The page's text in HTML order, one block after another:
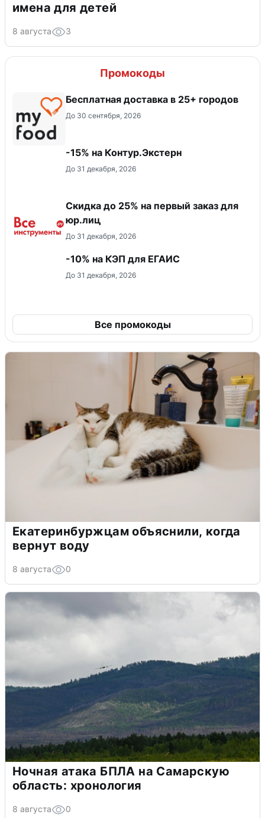
имена для детей
8 августа 3
Промокоды
Бесплатная доставка в 25+ городов
До 30 сентября, 2026
-15% на Контур.Экстерн
До 31 декабря, 2026
Скидка до 25% на первый заказ для
юр.лиц
До 31 декабря, 2026
-10% на КЭП для ЕГАИС
До 31 декабря, 2026
Все промокоды
Екатеринбуржцам объяснили, когда
вернут воду
8 августа 0
Ночная атака БПЛА на Самарскую
область: хронология
8 августа 0